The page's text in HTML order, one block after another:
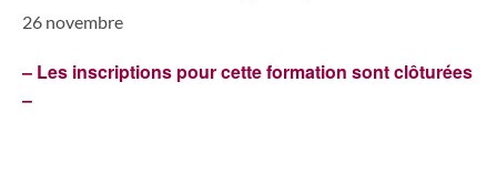
26 novembre
– Les inscriptions pour cette formation sont clôturées
–